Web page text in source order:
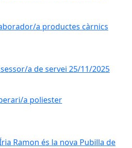
a productes càrnics
a de servei 25/11/2025
a poliester
Ramon és la nova Pubilla de